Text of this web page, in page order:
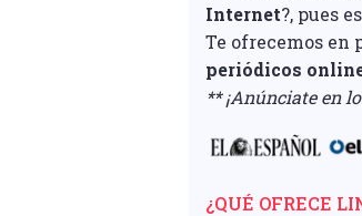
Internet?, pues
Te ofrecemos en
periódicos
** ¡Anúnciate en
¿QUÉ OFRECE